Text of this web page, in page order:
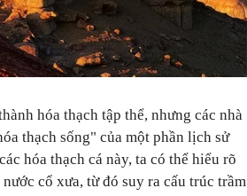
hóa thạch tập thể, nhưng các nhà
thạch sống" của một phần lịch sử
hóa thạch cá này, ta có thể hiểu rõ
cổ xưa, từ đó suy ra cấu trúc trầm